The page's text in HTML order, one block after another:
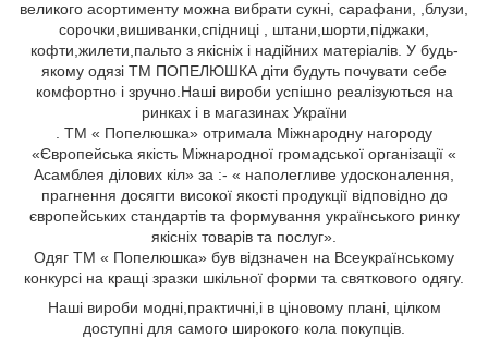
великого асортименту можна вибрати сукні, сарафани,
,блузи,
сорочки,вишиванки,спідниці
, штани,шорти,піджаки,
кофти,жилети,пальто з якісніх і надійних матеріалів. У будь-
якому одязі ТМ ПОПЕЛЮШКА діти будуть почувати себе
комфортно і зручно.Наші вироби успішно реалізуються на
ринках і в магазинах України
. ТМ « Попелюшка» отримала Міжнародну нагороду
«Європейська якість Міжнародної громадської організації «
Асамблея ділових кіл» за :- « наполегливе удосконалення,
прагнення досягти високої якості продукції відповідно до
європейських стандартів та формування українського ринку
якісніх товарів та послуг».
Одяг ТМ « Попелюшка» був відзначен на Всеукраїнському
конкурсі на кращі зразки шкільної форми та святкового одягу.
Наші вироби модні, практичні, ів ціновому плані, цілком
доступні для самого широкого кола покупців.